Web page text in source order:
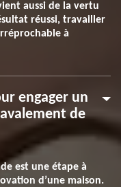
aussi de la vertu
réussi, travailler
à
engager un
de
est une étape à
d’une maison.